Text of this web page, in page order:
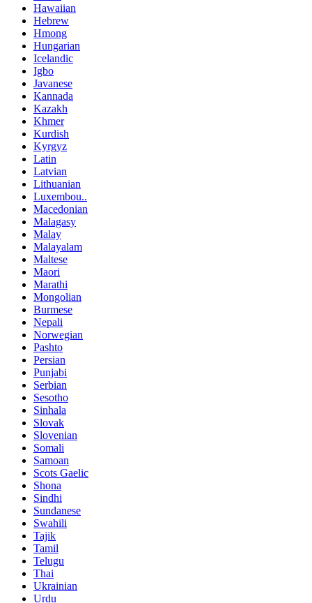
Hawaiian
Hebrew
Hmong
Hungarian
Icelandic
Igbo
Javanese
Kannada
Kazakh
Khmer
Kurdish
Kyrgyz
Latin
Latvian
Lithuanian
Luxembou..
Macedonian
Malagasy
Malay
Malayalam
Maltese
Maori
Marathi
Mongolian
Burmese
Nepali
Norwegian
Pashto
Persian
Punjabi
Serbian
Sesotho
Sinhala
Slovak
Slovenian
Somali
Samoan
Scots Gaelic
Shona
Sindhi
Sundanese
Swahili
Tajik
Tamil
Telugu
Thai
Ukrainian
Urdu